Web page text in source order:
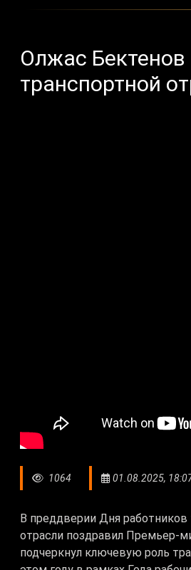
Олжас
транспортной
1064 01.08.2025,
В преддверии Дня
отрасли поздравил Премьер-
подчеркнул ключевую роль